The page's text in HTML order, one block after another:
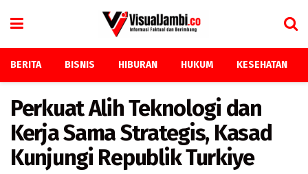
BERITA BISNIS HIBURAN HUKUM KESEHATAN
Perkuat Alih Teknologi dan
Kerja Sama Strategis, Kasad
Kunjungi Republik Turkiye